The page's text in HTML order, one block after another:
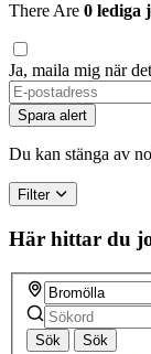
There Are 0 lediga
Ja, maila mig när
Spara alert
Du kan stänga av
Filter
Här hittar du
Sök Sök